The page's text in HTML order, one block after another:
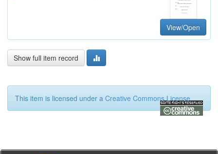
View/Open
Show full item record
This item is licensed under a Creative Commons License